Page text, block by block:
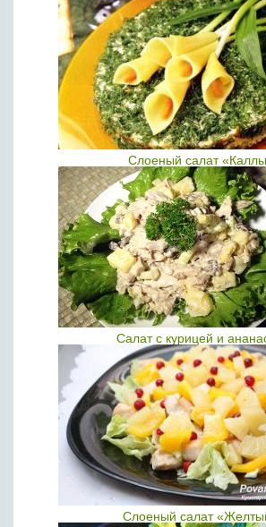
Слоеный салат
Салат с курицей и
Слоеный салат